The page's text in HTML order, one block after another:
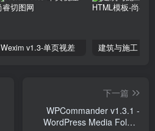
Wexim v1.3-单页视差
下一篇
WPCommander v1.3.1 -
WordPress Media Folder